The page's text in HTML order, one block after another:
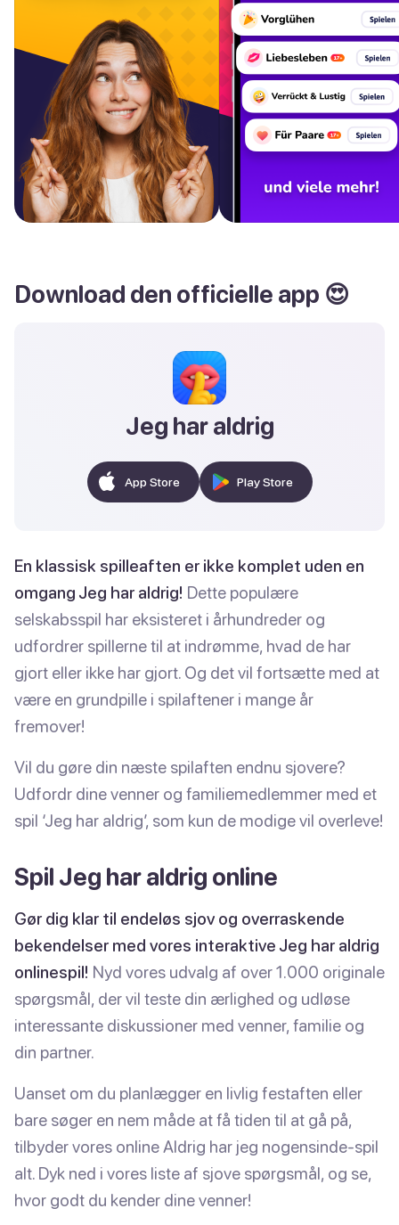
Download den officielle app 😍
Jeg har aldrig
App Store Play Store
En klassisk spilleaften er ikke komplet uden en
omgang Jeg har aldrig! Dette populære
selskabsspil har eksisteret i århundreder og
udfordrer spillerne til at indrømme, hvad de har
gjort eller ikke har gjort. Og det vil fortsætte med at
være en grundpille i spilaftener i mange år
fremover!
Vil du gøre din næste spilaften endnu sjovere?
Udfordr dine venner og familiemedlemmer med et
spil ‘Jeg har aldrig’, som kun de modige vil overleve!
Spil Jeg har aldrig online
Gør dig klar til endeløs sjov og overraskende
bekendelser med vores interaktive Jeg har aldrig
onlinespil! Nyd vores udvalg af over 1.000 originale
spørgsmål, der vil teste din ærlighed og udløse
interessante diskussioner med venner, familie og
din partner.
Uanset om du planlægger en livlig festaften eller
bare søger en nem måde at få tiden til at gå på,
tilbyder vores online Aldrig har jeg nogensinde-spil
alt. Dyk ned i vores liste af sjove spørgsmål, og se,
hvor godt du kender dine venner!